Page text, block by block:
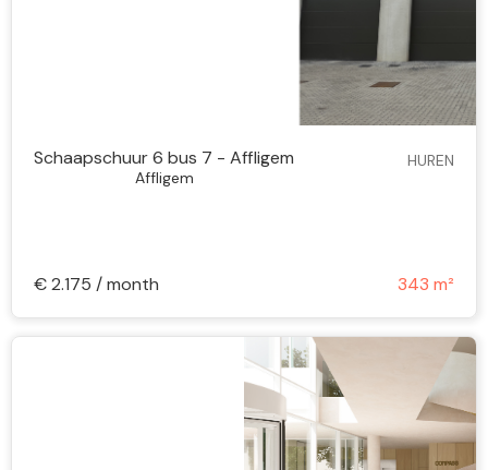
Schaapschuur 6 bus 7 - Affligem
Affligem
HUREN
€ 2.175 / month 343 m²